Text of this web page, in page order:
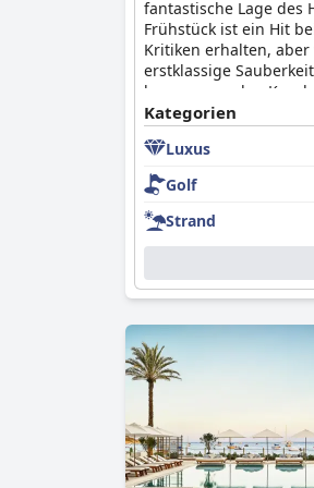
fantastische Lage des
Frühstück ist ein Hit
Kritiken erhalten,
erstklassige
hervorragenden
tollen
Kommentare gibt.
Einrichtungen und
mit seinem
Kategorien
Luxus
Golf
Strand